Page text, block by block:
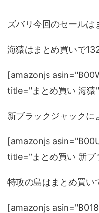
ズバリ今回のセールは
海猿はまとめ買いで
[amazonjs
title="まとめ買い 海猿
新ブラックジャックに
[amazonjs
title="まとめ買い 新ブ
特攻の島はまとめ買い
[amazonjs